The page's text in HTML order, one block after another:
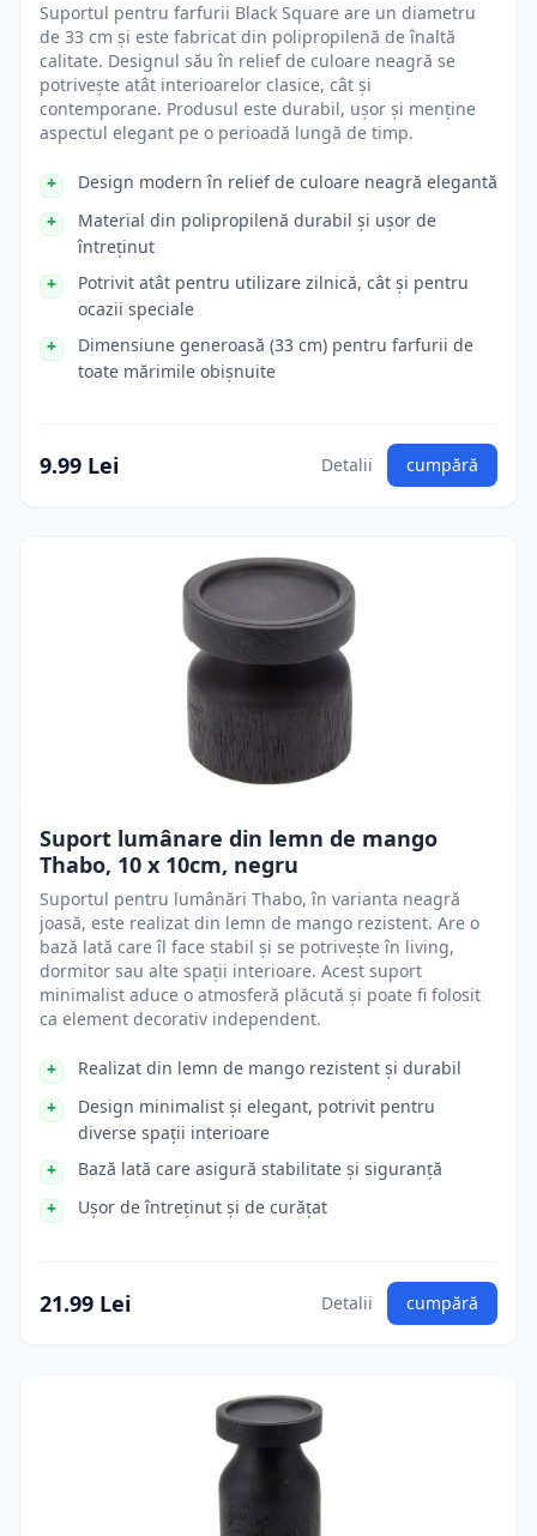
Suportul pentru farfurii Black Square are un diametru
de 33 cm și este fabricat din polipropilenă de înaltă
calitate. Designul său în relief de culoare neagră se
potrivește atât interioarelor clasice, cât și
contemporane. Produsul este durabil, ușor și menține
aspectul elegant pe o perioadă lungă de timp.
Design modern în relief de culoare neagră elegantă
Material din polipropilenă durabil și ușor de
întreținut
Potrivit atât pentru utilizare zilnică, cât și pentru
ocazii speciale
Dimensiune generoasă (33 cm) pentru farfurii de
toate mărimile obișnuite
9.99 Lei Detalii cumpără
Suport lumânare din lemn de mango
Thabo, 10 x 10cm, negru
Suportul pentru lumânări Thabo, în varianta neagră
joasă, este realizat din lemn de mango rezistent. Are o
bază lată care îl face stabil și se potrivește în living,
dormitor sau alte spații interioare. Acest suport
minimalist aduce o atmosferă plăcută și poate fi folosit
ca element decorativ independent.
Realizat din lemn de mango rezistent și durabil
Design minimalist și elegant, potrivit pentru
diverse spații interioare
Bază lată care asigură stabilitate și siguranță
Ușor de întreținut și de curățat
21.99 Lei Detalii cumpără